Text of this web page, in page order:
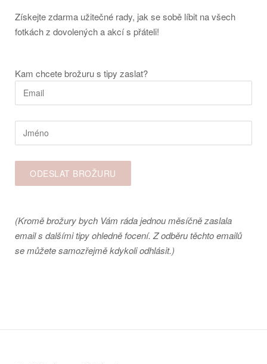
Získejte zdarma užitečné rady, jak se sobě líbit na všech
fotkách z dovolených a akcí s přáteli!
Kam chcete brožuru s tipy zaslat?
(Kromě brožury bych Vám ráda jednou měsíčně zaslala
email s dalšími tipy ohledně focení. Z odběru těchto emailů
se můžete samozřejmě kdykoli odhlásit.)